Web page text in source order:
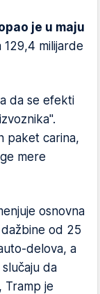
je u maju
129,4 milijarde
da se efekti
paket carina,
mere
osnovna
od 25
delova, a
da
Tramp je